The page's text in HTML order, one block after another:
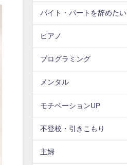
バイト・パートを辞めたい
ピアノ
プログラミング
メンタル
モチベーションUP
不登校・引きこもり
主婦